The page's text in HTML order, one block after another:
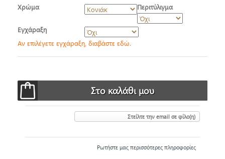
Χρώμα Περιτύλιγμα
Εγχάραξη
Αν επιλέγετε εγχάραξη, διαβάστε εδώ.
Στείλτε την email σε φίλο(η)
Ρωτήστε μας περισσότερες πληροφορίες